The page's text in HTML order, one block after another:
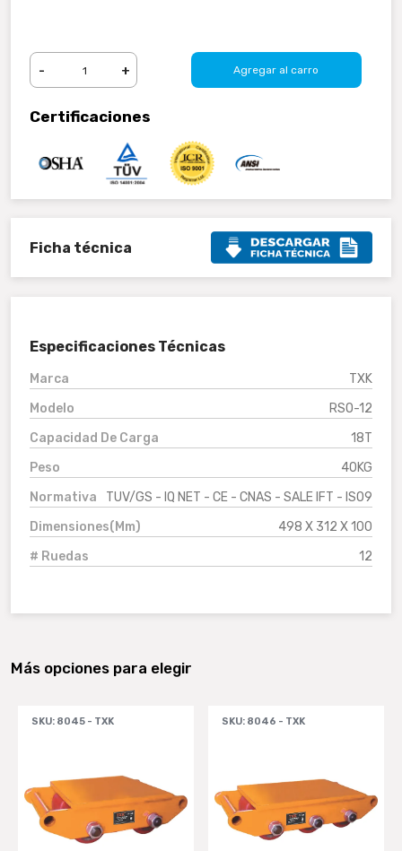
- + Agregar al carro
Certificaciones
Ficha técnica
Especificaciones Técnicas
Marca
TXK
Modelo
RSO-12
Capacidad De Carga
18T
Peso
40KG
Normativa
TUV/GS - IQ NET - CE - CNAS - SALE IFT - ISO9
Dimensiones(Mm)
498 X 312 X 100
# Ruedas
12
Más opciones para elegir
SKU: 8045 - TXK SKU: 8046 - TXK